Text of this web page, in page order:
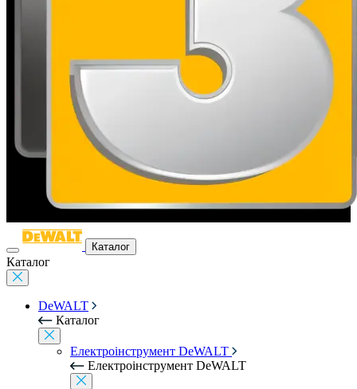
Каталог
Каталог
DeWALT
Каталог
Електроінструмент DeWALT
Електроінструмент DeWALT